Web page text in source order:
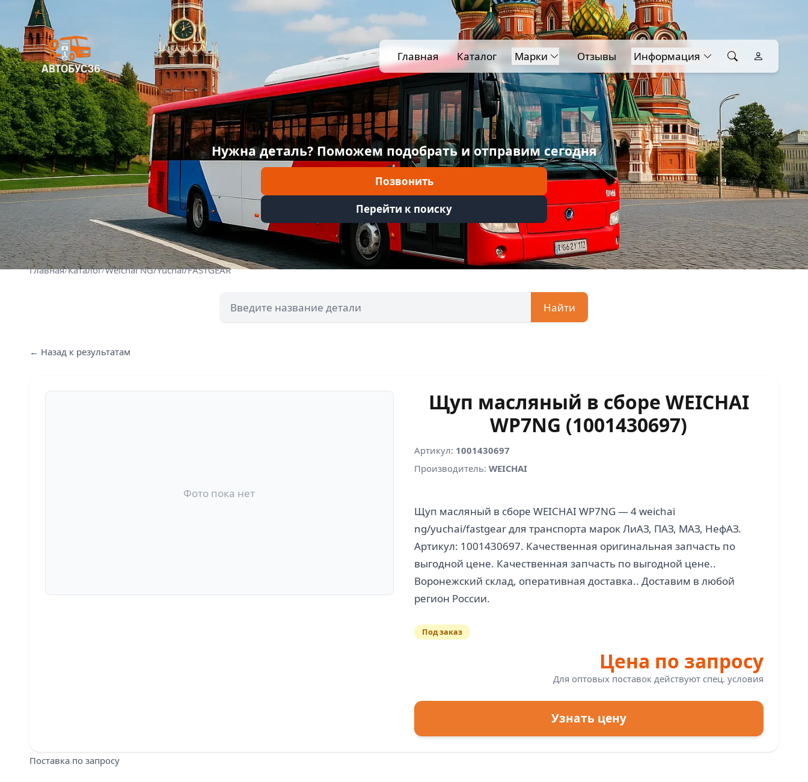
Главная Каталог Марки Отзывы Информация
Нужна деталь? Поможем подобрать и отправим сегодня
Позвонить
Перейти к поиску
Главная/Каталог/Weichai NG/Yuchai/FASTGEAR
Найти
← Назад к результатам
Фото пока нет
Щуп масляный в сборе WEICHAI
WP7NG (1001430697)
Артикул: 1001430697
Производитель: WEICHAI
Щуп масляный в сборе WEICHAI WP7NG — 4 weichai
ng/yuchai/fastgear для транспорта марок ЛиАЗ, ПАЗ, МАЗ, НефАЗ.
Артикул: 1001430697. Качественная оригинальная запчасть по
выгодной цене. Качественная запчасть по выгодной цене..
Воронежский склад, оперативная доставка.. Доставим в любой
Под заказ
Цена по запросу
Для оптовых поставок действуют спец. условия
Узнать цену
Поставка по запросу